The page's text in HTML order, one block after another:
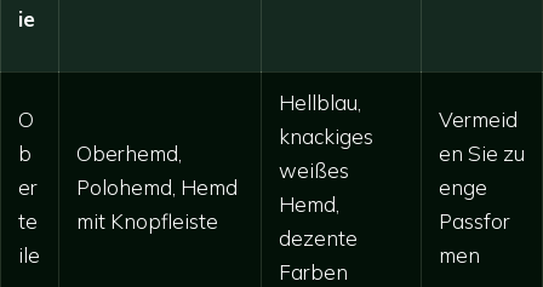
ie
O
b
er
te
ile
Oberhemd,
Polohemd, Hemd
mit Knopfleiste
Hellblau,
knackiges
weißes
Hemd,
dezente
Farben
Vermeid
en Sie zu
enge
Passfor
men